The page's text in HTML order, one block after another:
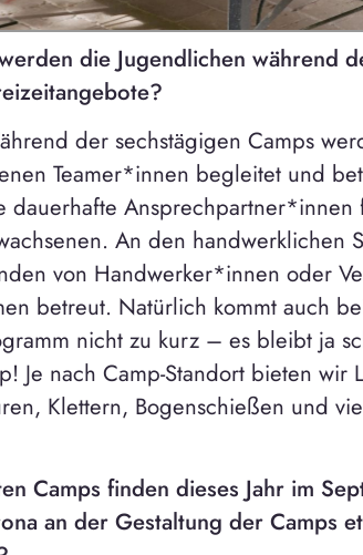
die Jugendlichen während
der sechstägigen Camps
Teamer*innen begleitet und
dauerhafte
An den handwerklichen
von Handwerker*innen oder
betreut. Natürlich kommt auch
nicht zu kurz – es bleibt ja
Je nach Camp-Standort bieten wir
Klettern, Bogenschießen und
Camps finden dieses Jahr im
an der Gestaltung der Camps